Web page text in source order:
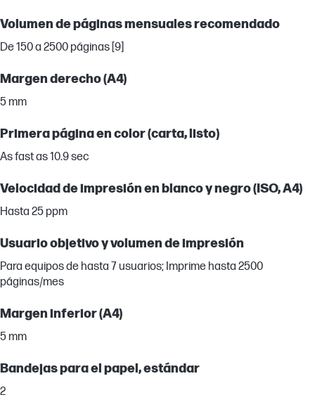
Volumen de páginas mensuales recomendado
De 150 a 2500 páginas [9]
Margen derecho (A4)
5 mm
Primera página en color (carta, listo)
As fast as 10.9 sec
Velocidad de impresión en blanco y negro (ISO, A4)
Hasta 25 ppm
Usuario objetivo y volumen de impresión
Para equipos de hasta 7 usuarios; Imprime hasta 2500
páginas/mes
Margen inferior (A4)
5 mm
Bandejas para el papel, estándar
2